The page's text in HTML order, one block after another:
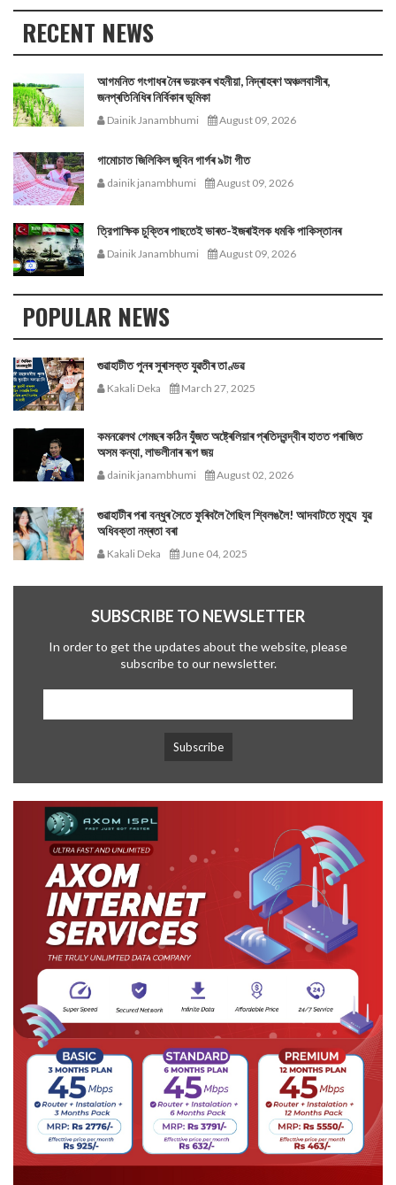
RECENT NEWS
আগমনিত গংগাধৰ নৈৰ ভয়ংকৰ খহনীয়া, নিদ্ৰাহৰণ অঞ্চলবাসীৰ,
জনপ্ৰতিনিধিৰ নিৰ্বিকাৰ ভূমিকা
Dainik Janambhumi August 09, 2026
গামোচাত জিলিকিল জুবিন গাৰ্গৰ ৯টা গীত
dainik janambhumi August 09, 2026
ত্রিপাক্ষিক চুক্তিৰ পাছতেই ভাৰত-ইজৰাইলক ধমকি পাকিস্তানৰ
Dainik Janambhumi August 09, 2026
POPULAR NEWS
গুৱাহাটীত পুনৰ সুৰাসক্ত যুৱতীৰ তাণ্ডৱ
Kakali Deka March 27, 2025
কমনৱেলথ গেমছৰ কঠিন যুঁজত অষ্ট্ৰেলিয়াৰ প্ৰতিদ্বন্দ্বীৰ হাতত পৰাজিত
অসম কন্যা, লাভলীনাৰ ৰূপ জয়
dainik janambhumi August 02, 2026
গুৱাহাটীৰ পৰা বন্ধুৰ সৈতে ফুৰিবলৈ গৈছিল শ্বিলঙলৈ! আদবাটতে মৃত্যু যুৱ
অধিবক্তা নম্ৰতা বৰা
Kakali Deka June 04, 2025
SUBSCRIBE TO NEWSLETTER
In order to get the updates about the website, please
subscribe to our newsletter.